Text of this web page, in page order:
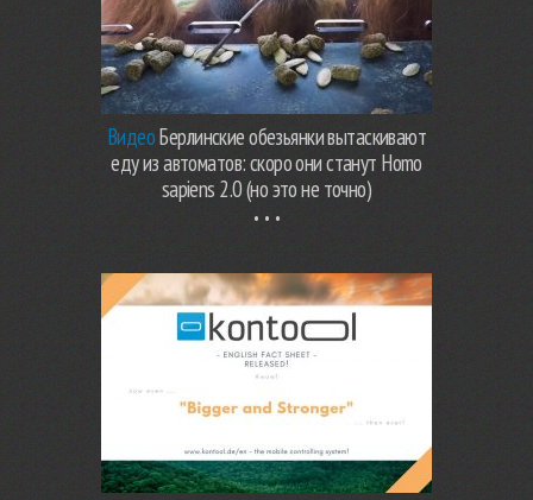
ВидеоБерлинские обезьянки вытаскивают
еду из автоматов: скоро они станут Homo
sapiens 2.0 (но это не точно)